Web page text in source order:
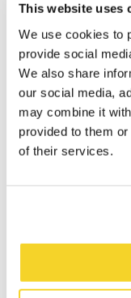
This website uses
We use cookies to
provide social
We also share
our social media,
may combine it
provided to them
of their services.
Bestellungen,
Freitag) bei
Tag versandt
Kostenlose
innerhalb
30 Tage
Bikini-Oberteil
Metallring
Träger von